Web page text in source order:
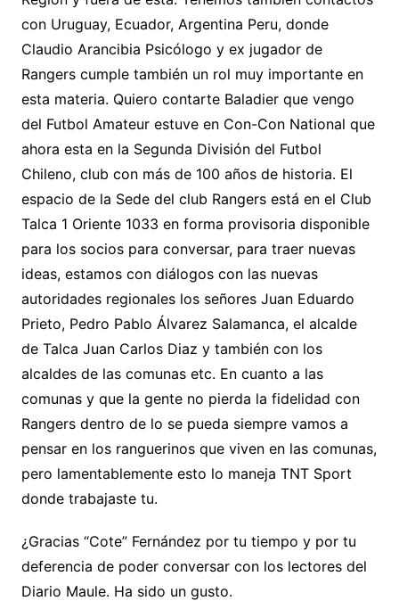
con Uruguay, Ecuador, Argentina Peru, donde
Claudio Arancibia Psicólogo y ex jugador de
Rangers cumple también un rol muy importante en
esta materia. Quiero contarte Baladier que vengo
del Futbol Amateur estuve en Con-Con National que
ahora esta en la Segunda División del Futbol
Chileno, club con más de 100 años de historia. El
espacio de la Sede del club Rangers está en el Club
Talca 1 Oriente 1033 en forma provisoria disponible
para los socios para conversar, para traer nuevas
ideas, estamos con diálogos con las nuevas
autoridades regionales los señores Juan Eduardo
Prieto, Pedro Pablo Álvarez Salamanca, el alcalde
de Talca Juan Carlos Diaz y también con los
alcaldes de las comunas etc. En cuanto a las
comunas y que la gente no pierda la fidelidad con
Rangers dentro de lo se pueda siempre vamos a
pensar en los ranguerinos que viven en las comunas,
pero lamentablemente esto lo maneja TNT Sport
donde trabajaste tu.
¿Gracias “Cote” Fernández por tu tiempo y por tu
deferencia de poder conversar con los lectores del
Diario Maule. Ha sido un gusto.